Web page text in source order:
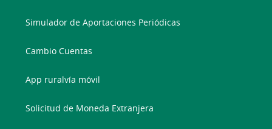
Simulador de Aportaciones Periódicas
Cambio Cuentas
App ruralvía móvil
Solicitud de Moneda Extranjera